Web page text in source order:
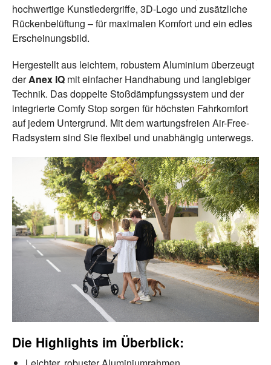
hochwertige Kunstledergriffe, 3D-Logo und zusätzliche
Rückenbelüftung – für maximalen Komfort und ein edles
Erscheinungsbild.
Hergestellt aus leichtem, robustem Aluminium überzeugt
derAnex IQ mit einfacher Handhabung und langlebiger
Technik. Das doppelte Stoßdämpfungssystem und der
integrierte Comfy Stop sorgen für höchsten Fahrkomfort
auf jedem Untergrund. Mit dem wartungsfreien Air-Free-
Radsystem sind Sie flexibel und unabhängig unterwegs.
Die Highlights im Überblick: